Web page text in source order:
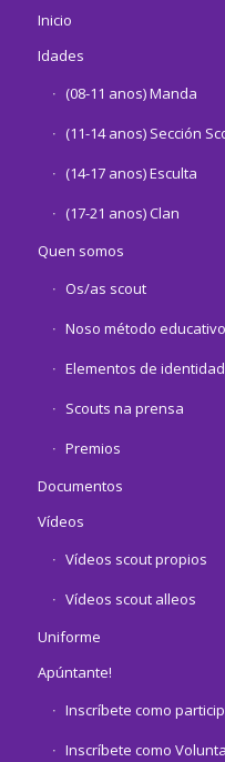
Inicio
Idades
(08-11 anos) Manda
(11-14 anos) Sección
(14-17 anos) Esculta
(17-21 anos) Clan
Quen somos
Os/as scout
Noso método educativo
Elementos de
Scouts na prensa
Premios
Documentos
Vídeos
Vídeos scout propios
Vídeos scout alleos
Uniforme
Apúntante!
Inscríbete como
Inscríbete como